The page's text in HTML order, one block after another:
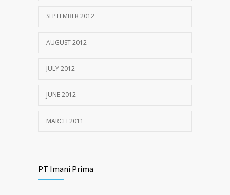
SEPTEMBER 2012
AUGUST 2012
JULY 2012
JUNE 2012
MARCH 2011
PT Imani Prima